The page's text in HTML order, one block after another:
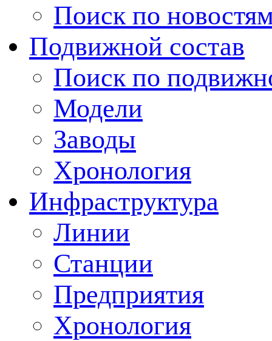
Поиск по
Подвижной состав
Поиск по
Модели
Заводы
Хронология
Инфраструктура
Линии
Станции
Предприятия
Хронология